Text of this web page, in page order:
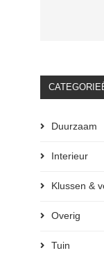
Duurzaam
Interieur
Klussen &
Overig
Tuin